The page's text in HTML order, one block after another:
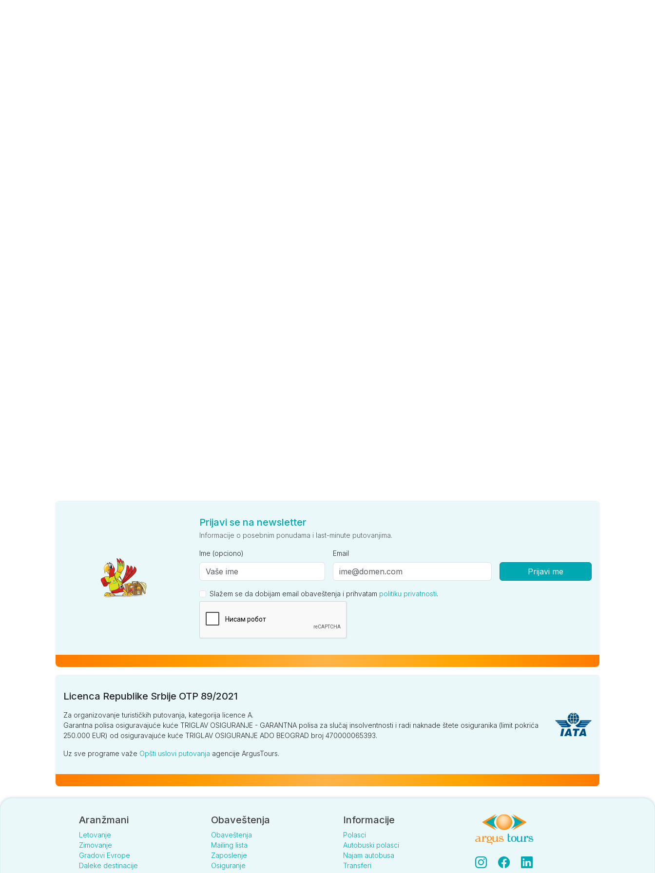
Prijavi se na newsletter
Informacije o posebnim ponudama i last-minute putovanjima.
Ime (opciono) Email
Prijavi me
Slažem se da dobijam email obaveštenja i prihvatam politiku privatnosti.
Licenca Republike Srbije OTP 89/2021
Za organizovanje turističkih putovanja, kategorija licence A.
Garantna polisa osiguravajuće kuće TRIGLAV OSIGURANJE - GARANTNA polisa za slučaj insolventnosti i radi naknade štete osiguranika (limit pokrića
250.000 EUR) od osiguravajuće kuće TRIGLAV OSIGURANJE ADO BEOGRAD broj 470000065393.
Uz sve programe važe Opšti uslovi putovanja agencije ArgusTours.
Aranžmani
Letovanje
Zimovanje
Gradovi Evrope
Daleke destinacije
Obaveštenja
Obaveštenja
Mailing lista
Zaposlenje
Osiguranje
Informacije
Polasci
Autobuski polasci
Najam autobusa
Transferi